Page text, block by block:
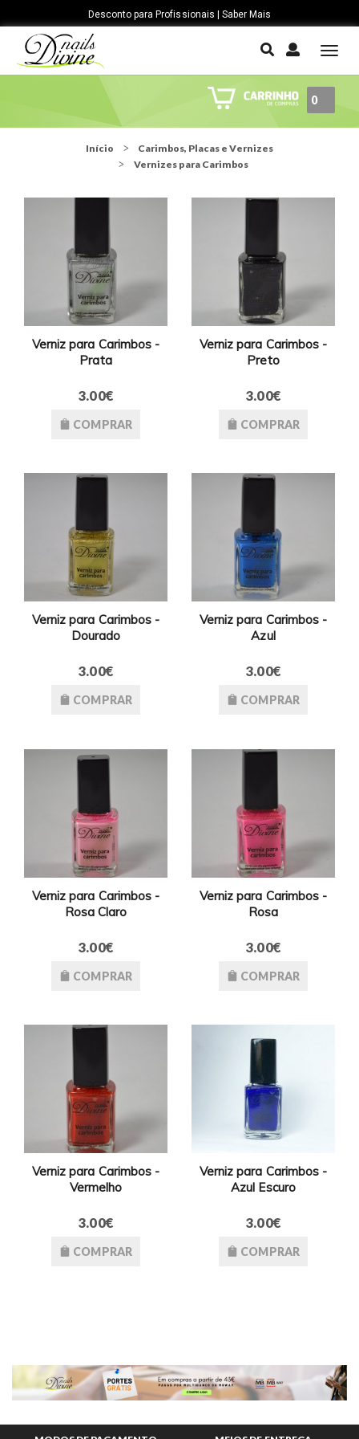
Desconto para Profissionais | Saber Mais
T
o
g
l
v
n
0
Início
Carimbos, Placas e Vernizes
Vernizes para Carimbos
Verniz para Carimbos -
Prata
3.00€
COMPRAR
Verniz para Carimbos -
Preto
3.00€
COMPRAR
Verniz para Carimbos -
Dourado
3.00€
COMPRAR
Verniz para Carimbos -
Azul
3.00€
COMPRAR
Verniz para Carimbos -
Rosa Claro
3.00€
COMPRAR
Verniz para Carimbos -
Rosa
3.00€
COMPRAR
Verniz para Carimbos -
Vermelho
3.00€
COMPRAR
Verniz para Carimbos -
Azul Escuro
3.00€
COMPRAR